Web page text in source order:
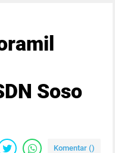
Soso
Komentar ()